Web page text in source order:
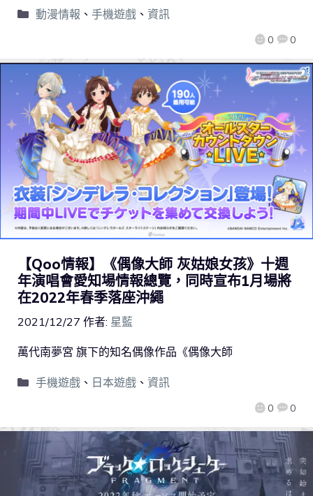
0 0
動漫情報 、 手機遊戲、 資訊
【Qoo情報】《偶像大師 灰姑娘女孩》十週
年演唱會愛知場情報總覽，同時宣布1月場將
在2022年春季落座沖繩
2021/12/27 作者: 星藍
0 0
萬代南夢宮 旗下的知名偶像作品《偶像大師
手機遊戲、 日本遊戲、 資訊